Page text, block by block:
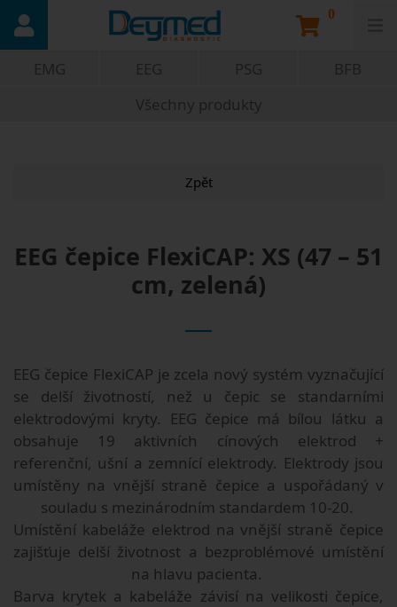
0
EMG EEG PSG
BFB
Všechny produkty
Zpět
EEG čepice FlexiCAP: XS (47 – 51
cm, zelená)
EEG čepice FlexiCAP je zcela nový systém vyznačující
se delší životností, než u čepic se standarními
elektrodovými kryty. EEG čepice má bílou látku a
obsahuje 19 aktivních cínových elektrod +
referenční, ušní a zemnící elektrody. Elektrody jsou
umístěny na vnější straně čepice a uspořádaný v
souladu s mezinárodním standardem 10-20.
Umístění kabeláže elektrod na vnější straně čepice
zajišťuje delší životnost a bezproblémové umístění
na hlavu pacienta.
Barva krytek a kabeláže závisí na velikosti čepice,